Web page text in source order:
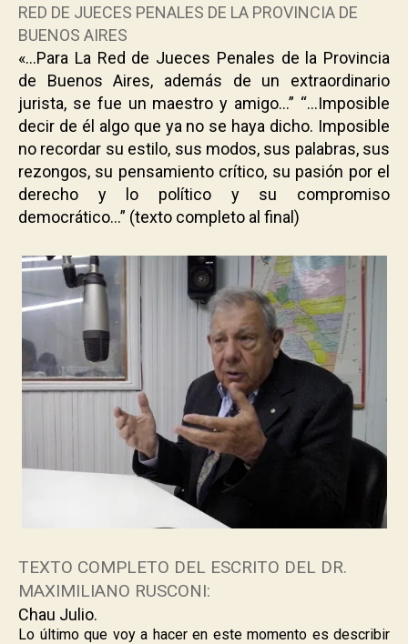
RED DE JUECES PENALES DE LA PROVINCIA DE
BUENOS AIRES
«…Para La Red de Jueces Penales de la Provincia
de Buenos Aires, además de un extraordinario
jurista, se fue un maestro y amigo…” “…Imposible
decir de él algo que ya no se haya dicho. Imposible
no recordar su estilo, sus modos, sus palabras, sus
rezongos, su pensamiento crítico, su pasión por el
derecho y lo político y su compromiso
democrático…” (texto completo al final)
TEXTO COMPLETO DEL ESCRITO DEL DR.
MAXIMILIANO RUSCONI:
Chau Julio.
Lo último que voy a hacer en este momento es describir